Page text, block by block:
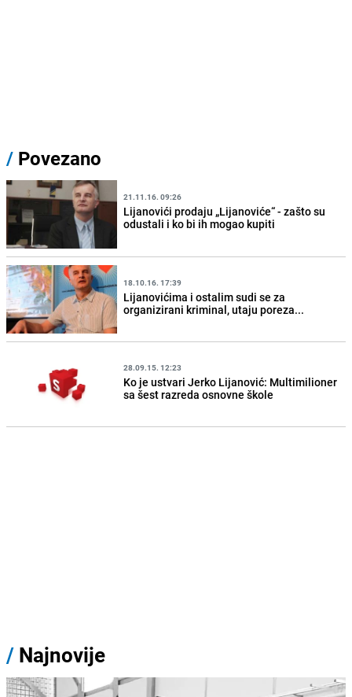
/ Povezano
21.11.16. 09:26
Lijanovići prodaju „Lijanoviće“ - zašto su
odustali i ko bi ih mogao kupiti
18.10.16. 17:39
Lijanovićima i ostalim sudi se za
organizirani kriminal, utaju poreza...
28.09.15. 12:23
Ko je ustvari Jerko Lijanović: Multimilioner
sa šest razreda osnovne škole
/ Najnovije